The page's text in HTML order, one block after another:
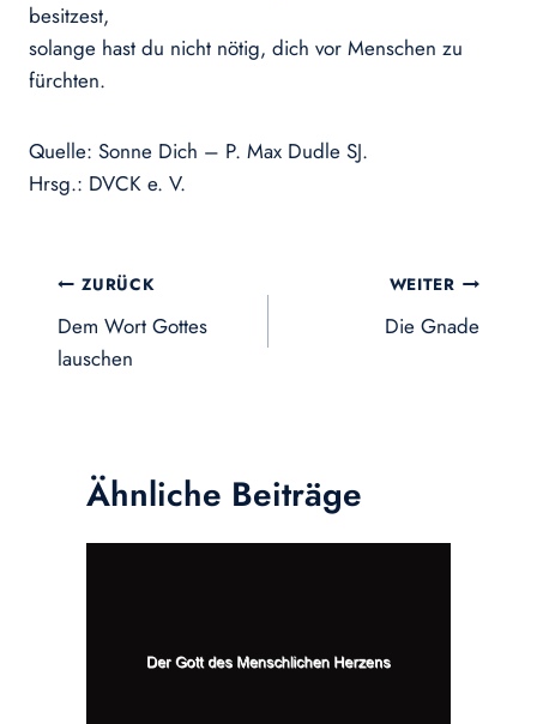
besitzest,
solange hast du nicht nötig, dich vor Menschen zu
fürchten.
Quelle: Sonne Dich – P. Max Dudle SJ.
Hrsg.: DVCK e. V.
Beitragsnavigation
ZURÜCK
Dem Wort Gottes
lauschen
WEITER
Die Gnade
Ähnliche Beiträge